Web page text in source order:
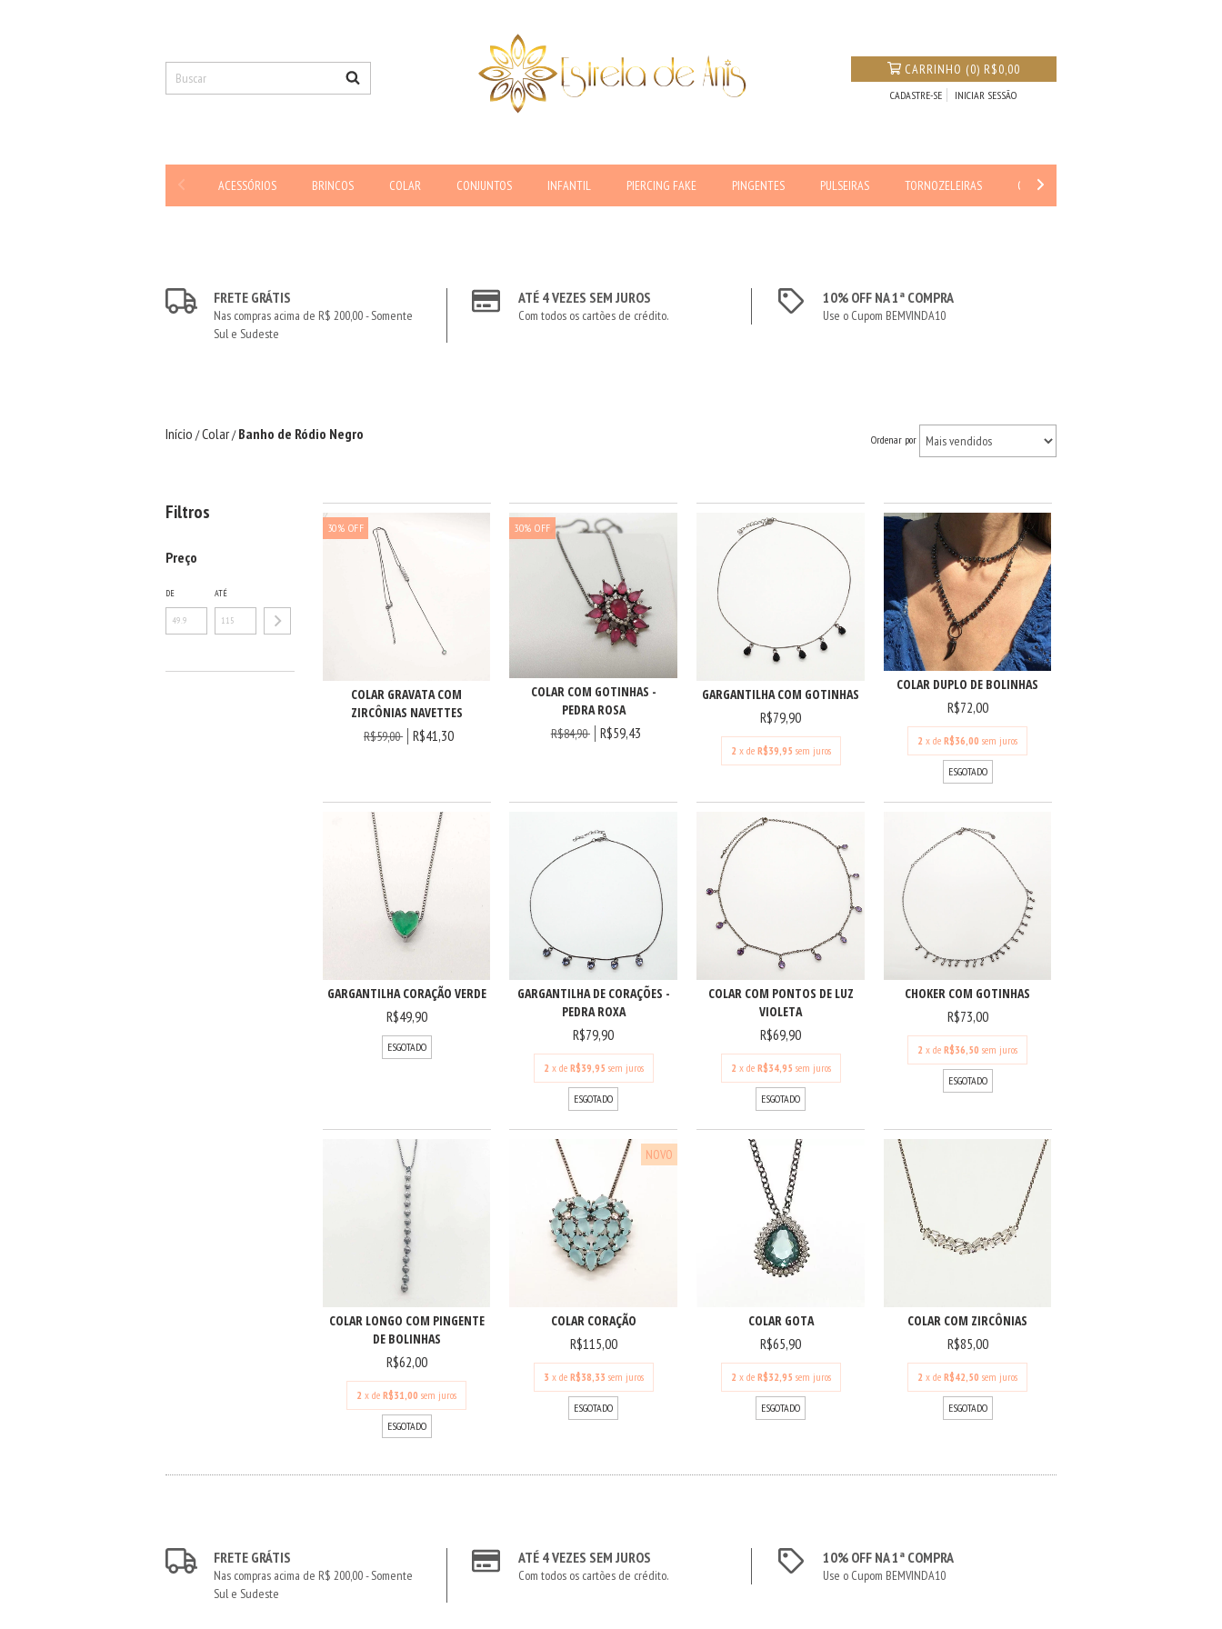
CARRINHO (0) R$0,00
CADASTRE-SE INICIAR SESSÃO
ACESSÓRIOS BRINCOS COLAR CONJUNTOS INFANTIL PIERCING FAKE PINGENTES PULSEIRAS TORNOZELEIRAS OUTLET
FRETE GRÁTIS
Nas compras acima de R$ 200,00 - Somente
Sul e Sudeste
ATÉ 4 VEZES SEM JUROS
Com todos os cartões de crédito.
10% OFF NA 1ª COMPRA
Use o Cupom BEMVINDA10
Início /Colar/ Banho de Ródio Negro Ordenar por
Filtros
Preço
DE ATÉ
30% OFF
COLAR GRAVATA COM
ZIRCÔNIAS NAVETTES
R$59,00 R$41,30
30%OFF
COLAR COM GOTINHAS -
PEDRA ROSA
R$84,90 R$59,43
GARGANTILHA COM GOTINHAS
R$79,90
2 x de R$39,95 sem juros
COLAR DUPLO DE BOLINHAS
R$72,00
2 x deR$36,00 sem juros
ESGOTADO
GARGANTILHA CORAÇÃO VERDE
R$49,90
ESGOTADO
GARGANTILHA DE CORAÇÕES -
PEDRA ROXA
R$79,90
2 x de R$39,95 sem juros
ESGOTADO
COLAR COM PONTOS DE LUZ
VIOLETA
R$69,90
2 x de R$34,95 sem juros
ESGOTADO
CHOKER COM GOTINHAS
R$73,00
2 x deR$36,50 sem juros
ESGOTADO
COLAR LONGO COM PINGENTE
DE BOLINHAS
R$62,00
2 x deR$31,00 sem juros
ESGOTADO
NOVO
COLAR CORAÇÃO
R$115,00
3 x de R$38,33 sem juros
ESGOTADO
COLAR GOTA
R$65,90
2 x de R$32,95 sem juros
ESGOTADO
COLAR COM ZIRCÔNIAS
R$85,00
2 x deR$42,50 sem juros
ESGOTADO
FRETE GRÁTIS
Nas compras acima de R$ 200,00 - Somente
Sul e Sudeste
ATÉ 4 VEZES SEM JUROS
Com todos os cartões de crédito.
10% OFF NA 1ª COMPRA
Use o Cupom BEMVINDA10